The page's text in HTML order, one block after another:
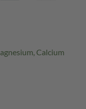
Calcium